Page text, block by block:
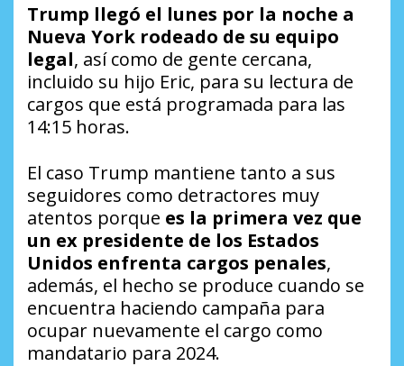
Trump llegó el lunes por la noche a
Nueva York rodeado de su equipo
legal, así como de gente cercana,
incluido su hijo Eric, para su lectura de
cargos que está programada para las
14:15 horas.
El caso Trump mantiene tanto a sus
seguidores como detractores muy
atentos porque es la primera vez que
un ex presidente de los Estados
Unidos enfrenta cargos penales,
además, el hecho se produce cuando se
encuentra haciendo campaña para
ocupar nuevamente el cargo como
mandatario para 2024.